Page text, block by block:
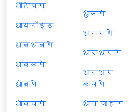
थीटेपणा
थायरॉइड
थबथबणे
थबकणे
थांबणे
थांबवणे
थुंकणे
थरारणे
थरथरणे
थरथर
कापणे
थांग पाहणे